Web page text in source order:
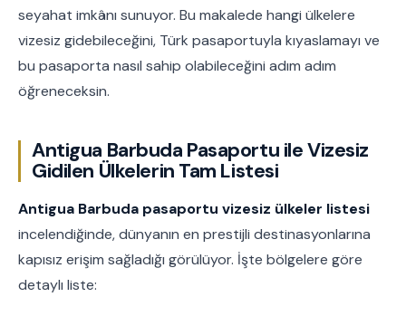
seyahat imkânı sunuyor. Bu makalede hangi ülkelere
vizesiz gidebileceğini, Türk pasaportuyla kıyaslamayı ve
bu pasaporta nasıl sahip olabileceğini adım adım
öğreneceksin.
Antigua Barbuda Pasaportu ile Vizesiz
Gidilen Ülkelerin Tam Listesi
Antigua Barbuda pasaportu vizesiz ülkeler listesi
incelendiğinde, dünyanın en prestijli destinasyonlarına
kapısız erişim sağladığı görülüyor. İşte bölgelere göre
detaylı liste: